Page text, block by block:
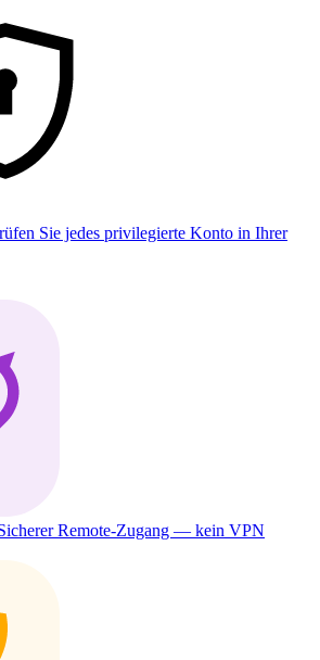
Sie jedes privilegierte Konto in Ihrer
Remote-Zugang — kein VPN